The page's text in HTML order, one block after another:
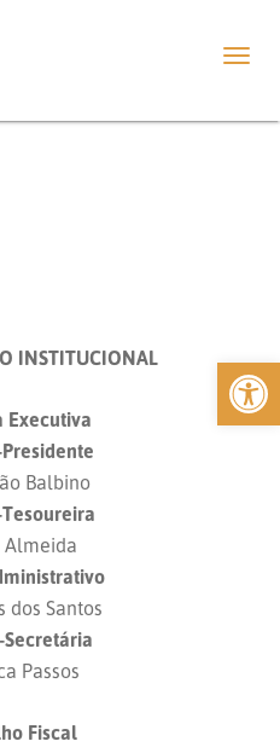
Abrir
INSTITUCIONAL
Executiva
Balbino
Almeida
dos Santos
Passos
Fiscal